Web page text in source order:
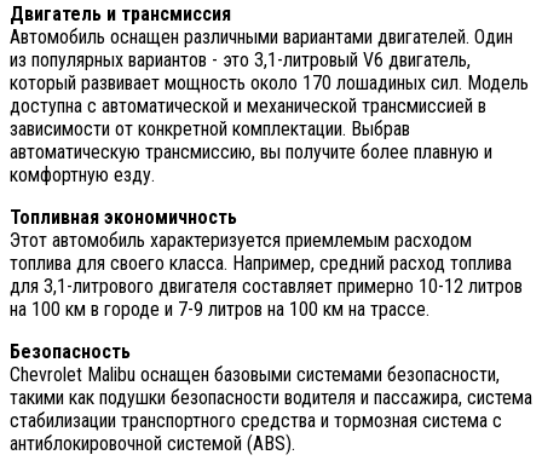
Двигатель и трансмиссия
Автомобиль оснащен различными вариантами двигателей. Один
из популярных вариантов - это 3,1-литровый V6 двигатель,
который развивает мощность около 170 лошадиных сил. Модель
доступна с автоматической и механической трансмиссией в
зависимости от конкретной комплектации. Выбрав
автоматическую трансмиссию, вы получите более плавную и
комфортную езду.
Топливная экономичность
Этот автомобиль характеризуется приемлемым расходом
топлива для своего класса. Например, средний расход топлива
для 3,1-литрового двигателя составляет примерно 10-12 литров
на 100 км в городе и 7-9 литров на 100 км на трассе.
Безопасность
Chevrolet Malibu оснащен базовыми системами безопасности,
такими как подушки безопасности водителя и пассажира, система
стабилизации транспортного средства и тормозная система с
антиблокировочной системой (ABS).